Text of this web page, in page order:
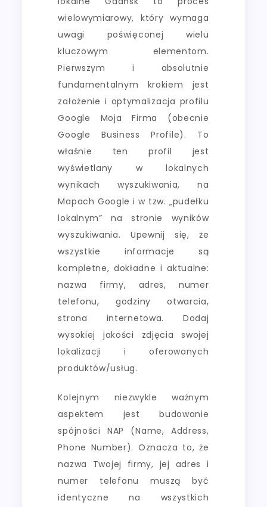
wielowymiarowy, który wymaga
uwagi poświęconej wielu
kluczowym elementom.
Pierwszym i absolutnie
fundamentalnym krokiem jest
założenie i optymalizacja profilu
Google Moja Firma (obecnie
Google Business Profile). To
właśnie ten profil jest
wyświetlany w lokalnych
wynikach wyszukiwania, na
Mapach Google i w tzw. „pudełku
lokalnym” na stronie wyników
wyszukiwania. Upewnij się, że
wszystkie informacje są
kompletne, dokładne i aktualne:
nazwa firmy, adres, numer
telefonu, godziny otwarcia,
strona internetowa. Dodaj
wysokiej jakości zdjęcia swojej
lokalizacji i oferowanych
produktów/usług.
Kolejnym niezwykle ważnym
aspektem jest budowanie
spójności NAP (Name, Address,
Phone Number). Oznacza to, że
nazwa Twojej firmy, jej adres i
numer telefonu muszą być
identyczne na wszystkich